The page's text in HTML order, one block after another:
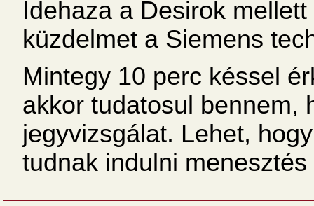
Idehaza a Desirok
küzdelmet a Siemens
Mintegy 10 perc késsel
akkor tudatosul bennem,
jegyvizsgálat. Lehet,
tudnak indulni